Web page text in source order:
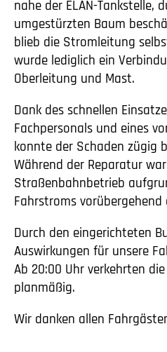
nahe der ELAN-Tankstelle,
umgestürzten Baum
blieb die Stromleitung
wurde lediglich ein
Oberleitung und Mast.
Dank des schnellen
Fachpersonals und eines
konnte der Schaden zügig
Während der Reparatur
Straßenbahnbetrieb
Fahrstroms vorübergehend
Durch den eingerichteten
Auswirkungen für unsere
Ab 20:00 Uhr verkehrten
planmäßig.
Wir danken allen